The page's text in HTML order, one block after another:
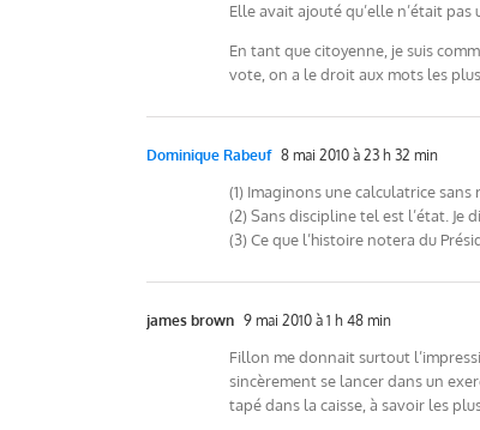
Elle avait ajouté qu’elle n’était
En tant que citoyenne, je suis
vote, on a le droit aux mots les
Dominique Rabeuf 8 mai 2010 à 23 h 32 min
(1) Imaginons une calculatrice sans
(2) Sans discipline tel est l’état. Je
(3) Ce que l’histoire notera du
james brown 9 mai 2010 à 1 h 48 min
Fillon me donnait surtout
sincèrement se lancer dans un
tapé dans la caisse, à savoir les